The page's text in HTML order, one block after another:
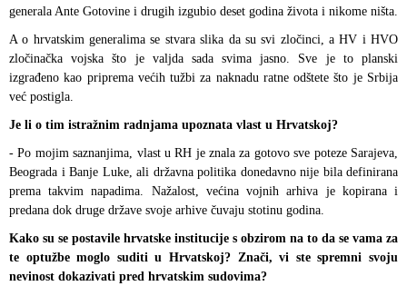
generala Ante Gotovine i drugih izgubio deset godina života i nikome ništa.
A o hrvatskim generalima se stvara slika da su svi zločinci, a HV i HVO
zločinačka vojska što je valjda sada svima jasno. Sve je to planski
izgrađeno kao priprema većih tužbi za naknadu ratne odštete što je Srbija
već postigla.
Je li o tim istražnim radnjama upoznata vlast u Hrvatskoj?
- Po mojim saznanjima, vlast u RH je znala za gotovo sve poteze Sarajeva,
Beograda i Banje Luke, ali državna politika donedavno nije bila definirana
prema takvim napadima. Nažalost, većina vojnih arhiva je kopirana i
predana dok druge države svoje arhive čuvaju stotinu godina.
Kako su se postavile hrvatske institucije s obzirom na to da se vama za
te optužbe moglo suditi u Hrvatskoj? Znači, vi ste spremni svoju
nevinost dokazivati pred hrvatskim sudovima?